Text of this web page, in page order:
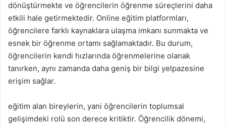
dönüştürmekte ve öğrencilerin öğrenme süreçlerini daha
etkili hale getirmektedir. Online eğitim platformları,
öğrencilere farklı kaynaklara ulaşma imkanı sunmakta ve
esnek bir öğrenme ortamı sağlamaktadır. Bu durum,
öğrencilerin kendi hızlarında öğrenmelerine olanak
tanırken, aynı zamanda daha geniş bir bilgi yelpazesine
erişim sağlar.
eğitim alan bireylerin, yani öğrencilerin toplumsal
gelişimdeki rolü son derece kritiktir. Öğrencilik dönemi,